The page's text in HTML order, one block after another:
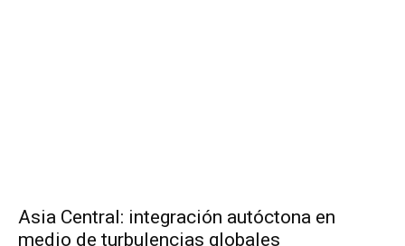
Asia Central: integración autóctona en
medio de turbulencias globales